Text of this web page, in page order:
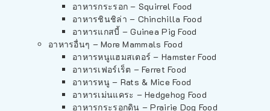
อาหารกระรอก – Squirrel Food
อาหารชินชิล่า – Chinchilla Food
อาหารแกสบี้ – Guinea Pig Food
อาหารอื่นๆ – More Mammals Food
อาหารหนูแฮมสเตอร์ – Hamster Food
อาหารเฟอร์เร็ต – Ferret Food
อาหารหนู – Rats & Mice Food
อาหารเม่นแคระ – Hedgehog Food
อาหารกระรอกดิน – Prairie Dog Food